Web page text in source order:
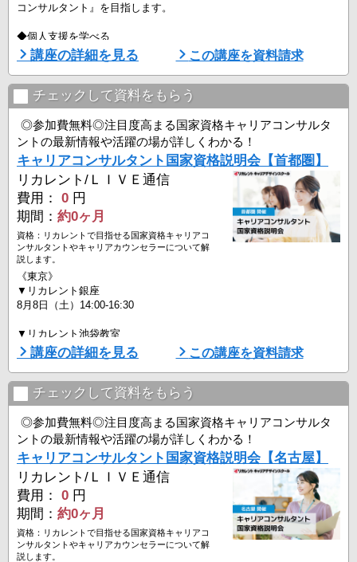
コンサルタント』を目指します。
◆個人支援を学べる
企業などの組織で働く人の、心の健康を守るスキルを学びます。
まずは、カウンセリングのベースとなる、心理療法（対人関係療法・
認知行動療法・ブリーフセラピー等）やカウンセリング理論、精神医
学の基礎知識を習得します。
また、ロールプレイングを通してカウンセリングの実習も豊富に行い
ます。講師が一人ひとりに直接・丁寧に指導をおこなうので安心で
す。
◆組織支援を学べ ...
講座の詳細を見る この講座を資料請求
チェックして資料をもらう
◎参加費無料◎注目度高まる国家資格キャリアコンサルタ
ントの最新情報や活躍の場が詳しくわかる！
キャリアコンサルタント国家資格説明会【首都圏】
リカレント/ＬＩＶＥ通信
費用：
0 円
期間： 約0ヶ月
資格：リカレントで目指せる国家資格キャリアコ
ンサルタントやキャリアカウンセラーについて解
説します。
《東京》
▼リカレント銀座
8月8日（土）14:00-16:30
▼リカレント池袋教室
8月9日（日）10:00-12:30
8月22日（土）10:00-12:30
▼リカレント渋谷教室
8月9日（日）14:00-16:30
8月22日（土）14:00-16:30
▼リカレント町田教室
8月9日（日）14:00-16:30
▼リカレント新宿
8月11日（火）10:00-12:30
8月16日（日）10:00-12:30
8月19日（水）18:45-21:15
8月23日（日）1 ...
講座の詳細を見る この講座を資料請求
チェックして資料をもらう
◎参加費無料◎注目度高まる国家資格キャリアコンサルタ
ントの最新情報や活躍の場が詳しくわかる！
キャリアコンサルタント国家資格説明会【名古屋】
リカレント/ＬＩＶＥ通信
費用：
0 円
期間： 約0ヶ月
資格：リカレントで目指せる国家資格キャリアコ
ンサルタントやキャリアカウンセラーについて解
説します。